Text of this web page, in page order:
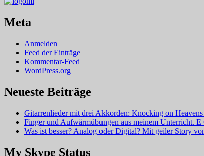
Meta
Anmelden
Feed der Einträge
Kommentar-Feed
WordPress.org
Neueste Beiträge
Gitarrenlieder mit drei Akkorden: Knocking on
Finger und Aufwärmübungen aus meinem Unterricht.
Was ist besser? Analog oder Digital? Mit geiler Story
My Skype Status